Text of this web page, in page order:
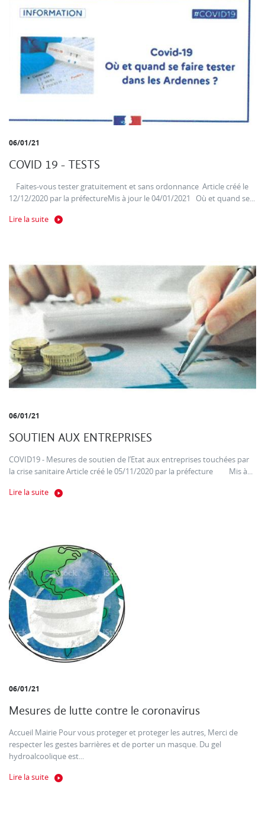
06/01/21
COVID 19 - TESTS
Faites-vous tester gratuitement et sans ordonnance Article créé le
12/12/2020 par la préfectureMis à jour le 04/01/2021 Où et quand se...
Lire la suite
06/01/21
SOUTIEN AUX ENTREPRISES
COVID19 - Mesures de soutien de l’Etat aux entreprises touchées par
la crise sanitaire Article créé le 05/11/2020 par la préfecture Mis à...
Lire la suite
06/01/21
Mesures de lutte contre le coronavirus
Accueil Mairie Pour vous proteger et proteger les autres, Merci de
respecter les gestes barrières et de porter un masque. Du gel
hydroalcoolique est...
Lire la suite